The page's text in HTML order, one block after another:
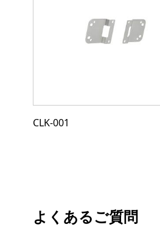
CLK-001
よくあるご質問